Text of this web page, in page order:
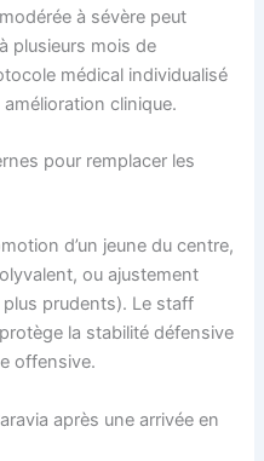
à sévère peut
plusieurs mois de
médical individualisé
clinique.
pour remplacer les
d’un jeune du centre,
ou ajustement
prudents). Le staff
la stabilité défensive
offensive.
après une arrivée en